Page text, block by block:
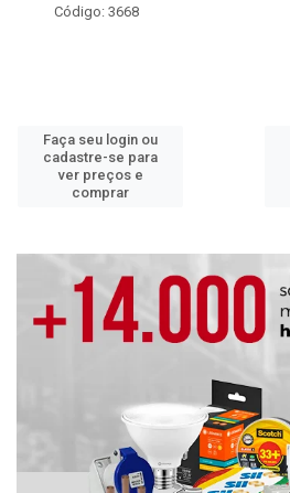
Código: 3668
Faça seu login ou
cadastre-se para
ver preços e
comprar